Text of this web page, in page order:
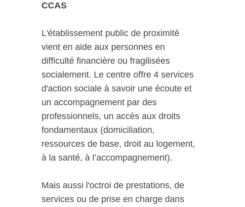
CCAS
L'établissement public de proximité
vient en aide aux personnes en
difficulté financière ou fragilisées
socialement. Le centre offre 4 services
d'action sociale à savoir une écoute et
un accompagnement par des
professionnels, un accès aux droits
fondamentaux (domiciliation,
ressources de base, droit au logement,
à la santé, à l’accompagnement).
Mais aussi l'octroi de prestations, de
services ou de prise en charge dans